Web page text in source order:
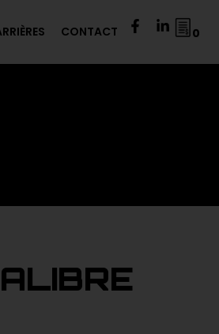
0
CONTACT